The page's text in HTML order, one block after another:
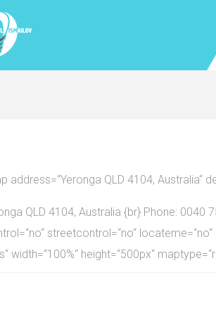
address=“Yeronga QLD 4104, Australia“
QLD 4104, Australia {br} Phone: 0040
streetcontrol=“no“
width=“100%“ height=“500px“